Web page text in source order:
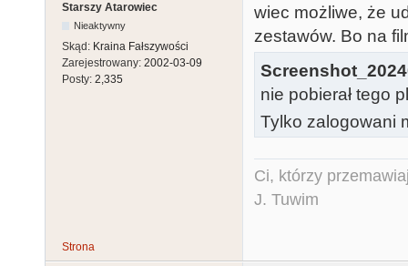
Starszy Atarowiec
Nieaktywny
Skąd: Kraina Fałszywości
Zarejestrowany: 2002-03-09
Posty: 2,335
wiec możliwe, że
zestawów. Bo na
nie pobierał tego
Tylko zalogowani
Ci, którzy
J. Tuwim
Strona